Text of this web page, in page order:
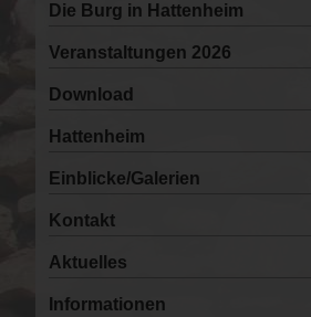
Die Burg in Hattenheim
Veranstaltungen 2026
Download
Hattenheim
Einblicke/Galerien
Kontakt
Aktuelles
Informationen